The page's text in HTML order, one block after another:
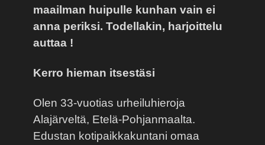
maailman huipulle kunhan vain ei
anna periksi. Todellakin, harjoittelu
auttaa !
Kerro hieman itsestäsi
Olen 33-vuotias urheiluhieroja
Alajärveltä, Etelä-Pohjanmaalta.
Edustan kotipaikkakuntani omaa